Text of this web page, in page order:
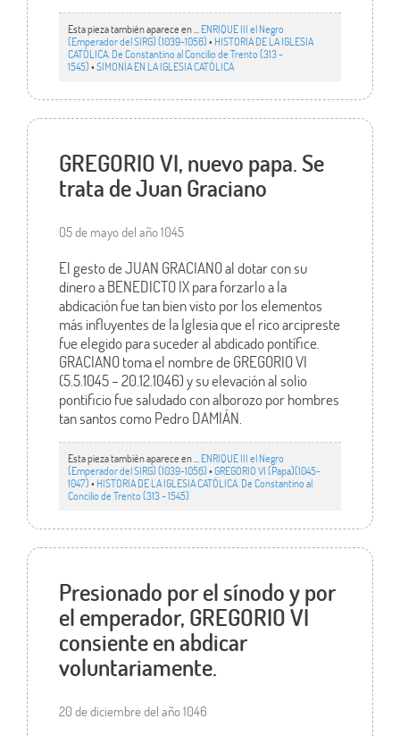
Esta pieza también aparece en ... ENRIQUE III el Negro
(Emperador del SIRG) (1039-1056)• HISTORIA DE LA IGLESIA
CATÓLICA. De Constantino al Concilio de Trento (313 -
1545)•SIMONÍA EN LA IGLESIA CATÓLICA
GREGORIO VI, nuevo papa. Se
trata de Juan Graciano
05 de mayo del año 1045
El gesto de JUAN GRACIANO al dotar con su
dinero a BENEDICTO IX para forzarlo a la
abdicación fue tan bien visto por los elementos
más influyentes de la Iglesia que el rico arcipreste
fue elegido para suceder al abdicado pontífice.
GRACIANO toma el nombre de GREGORIO VI
(5.5.1045 – 20.12.1046) y su elevación al solio
pontificio fue saludado con alborozo por hombres
tan santos como Pedro DAMIÁN.
Esta pieza también aparece en ... ENRIQUE III el Negro
(Emperador del SIRG) (1039-1056)•GREGORIO VI (Papa)(1045-
1047)• HISTORIA DE LA IGLESIA CATÓLICA. De Constantino al
Concilio de Trento (313 - 1545)
Presionado por el sínodo y por
el emperador, GREGORIO VI
consiente en abdicar
voluntariamente.
20 de diciembre del año 1046